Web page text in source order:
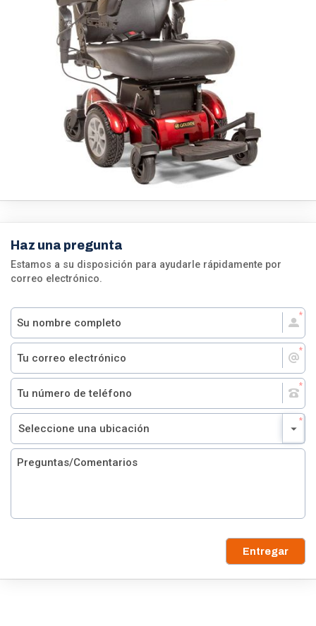
Haz una pregunta
Estamos a su disposición para ayudarle rápidamente por
correo electrónico.
Entregar